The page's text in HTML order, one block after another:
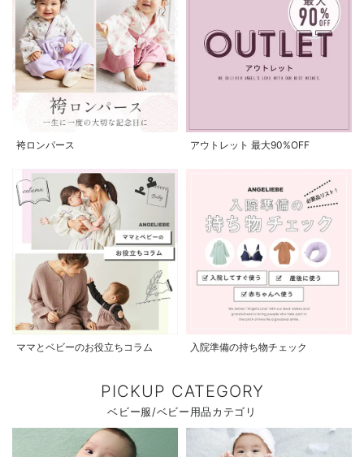
袴ロンパース アウトレット 最大90%OFF
ママとベビーのお役立ちコラム 入院準備の持ち物チェック
PICKUP CATEGORY
ベビー服/ベビー用品カテゴリ